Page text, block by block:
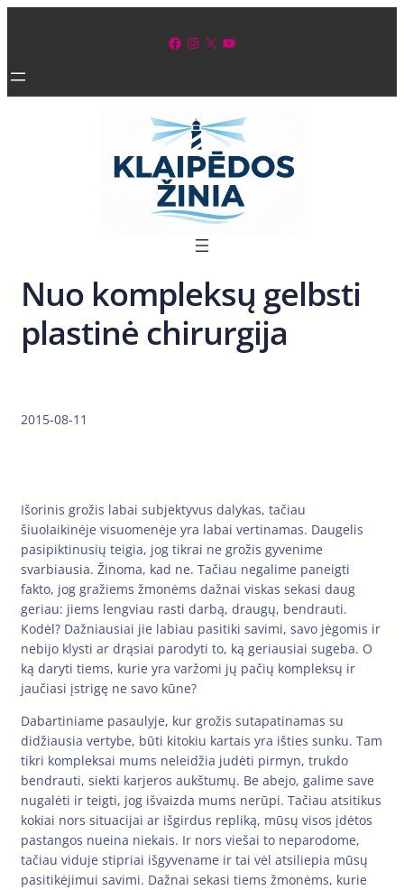
Facebook Instagram X YouTube
Nuo kompleksų gelbsti
plastinė chirurgija
2015-08-11
Išorinis grožis labai subjektyvus dalykas, tačiau
šiuolaikinėje visuomenėje yra labai vertinamas. Daugelis
pasipiktinusių teigia, jog tikrai ne grožis gyvenime
svarbiausia. Žinoma, kad ne. Tačiau negalime paneigti
fakto, jog gražiems žmonėms dažnai viskas sekasi daug
geriau: jiems lengviau rasti darbą, draugų, bendrauti.
Kodėl? Dažniausiai jie labiau pasitiki savimi, savo jėgomis ir
nebijo klysti ar drąsiai parodyti to, ką geriausiai sugeba. O
ką daryti tiems, kurie yra varžomi jų pačių kompleksų ir
jaučiasi įstrigę ne savo kūne?
Dabartiniame pasaulyje, kur grožis sutapatinamas su
didžiausia vertybe, būti kitokiu kartais yra išties sunku. Tam
tikri kompleksai mums neleidžia judėti pirmyn, trukdo
bendrauti, siekti karjeros aukštumų. Be abejo, galime save
nugalėti ir teigti, jog išvaizda mums nerūpi. Tačiau atsitikus
kokiai nors situacijai ar išgirdus repliką, mūsų visos įdėtos
pastangos nueina niekais. Ir nors viešai to neparodome,
tačiau viduje stipriai išgyvename ir tai vėl atsiliepia mūsų
pasitikėjimui savimi. Dažnai sekasi tiems žmonėms, kurie